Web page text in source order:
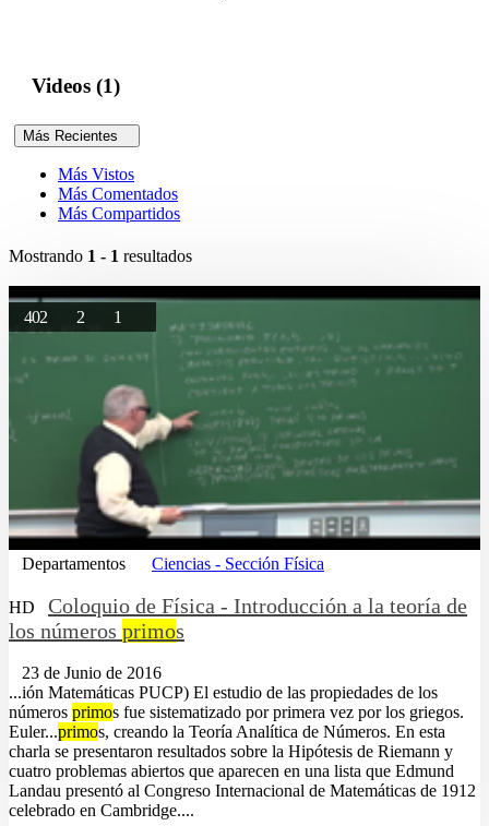
Videos (1)
Más Recientes
Más Vistos
Más Comentados
Más Compartidos
Mostrando 1 - 1 resultados
402 2 1
Departamentos Ciencias - Sección Física
HD
Coloquio de Física - Introducción a la teoría de
los números primos
23 de Junio de 2016
...ión Matemáticas PUCP) El estudio de las propiedades de los
números primos fue sistematizado por primera vez por los griegos.
Euler...primos, creando la Teoría Analítica de Números. En esta
charla se presentaron resultados sobre la Hipótesis de Riemann y
cuatro problemas abiertos que aparecen en una lista que Edmund
Landau presentó al Congreso Internacional de Matemáticas de 1912
celebrado en Cambridge....